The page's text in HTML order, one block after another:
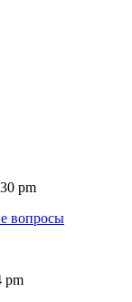
pm
вопросы
pm